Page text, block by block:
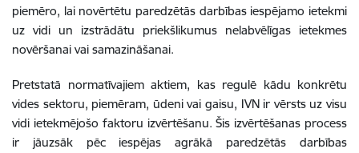
piemēro, lai novērtētu paredzētās darbības iespējamo ietekmi
uz vidi un izstrādātu priekšlikumus nelabvēlīgas ietekmes
novēršanai vai samazināšanai.
Pretstatā normatīvajiem aktiem, kas regulē kādu konkrētu
vides sektoru, piemēram, ūdeni vai gaisu, IVN ir vērsts uz visu
vidi ietekmējošo faktoru izvērtēšanu. Šis izvērtēšanas process
ir jāuzsāk pēc iespējas agrākā paredzētās darbības